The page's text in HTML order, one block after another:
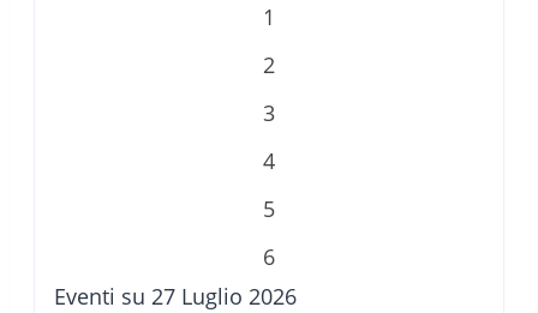
1
2
3
4
5
6
Eventi su 27 Luglio 2026